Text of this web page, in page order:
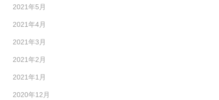
2021年5月
2021年4月
2021年3月
2021年2月
2021年1月
2020年12月